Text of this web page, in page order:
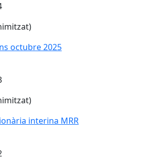
octubre 2025
interina MRR